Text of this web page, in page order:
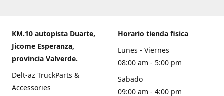
KM.10 autopista Duarte,
Jicome Esperanza,
provincia Valverde.
Delt-az TruckParts &
Accessories
Horario tienda fisica
Lunes - Viernes
08:00 am - 5:00 pm
Sabado
09:00 am - 4:00 pm